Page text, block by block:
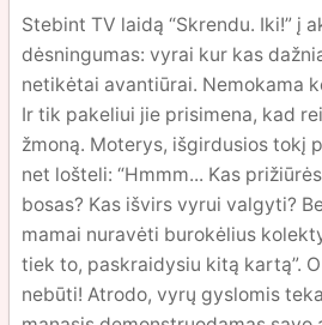
Stebint TV laidą “Skrendu. Iki!” į
dėsningumas: vyrai kur kas
netikėtai avantiūrai. Nemokama
Ir tik pakeliui jie prisimena, kad
žmoną. Moterys, išgirdusios tokį
net lošteli: “Hmmm... Kas
bosas? Kas išvirs vyrui valgyti?
mamai nuravėti burokėlius
tiek to, paskraidysiu kitą kartą”.
nebūti! Atrodo, vyrų gyslomis